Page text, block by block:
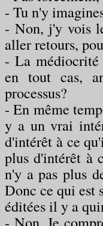
- Tu n'y
- Non, j'y vois
aller retours,
- La médiocrité
en tout cas,
processus?
- En même
y a un vrai
d'intérêt à ce
plus d'intérêt à
n'y a pas plus
Donc ce qui est
éditées il y a